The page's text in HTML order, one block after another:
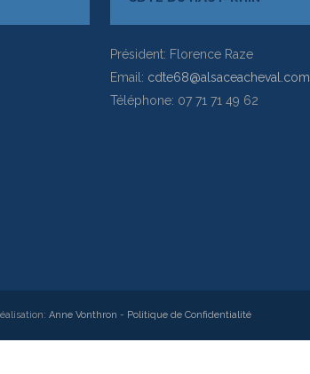
Président: Florence Raze
Email: cdte68@alsaceacheval.com
Téléphone: 07 71 71 49 62
Anne Vonthron - Politique de Confidentialité